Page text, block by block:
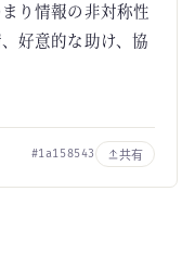
り情報の非対称性
好意的な助け、協
#1a158543 共有